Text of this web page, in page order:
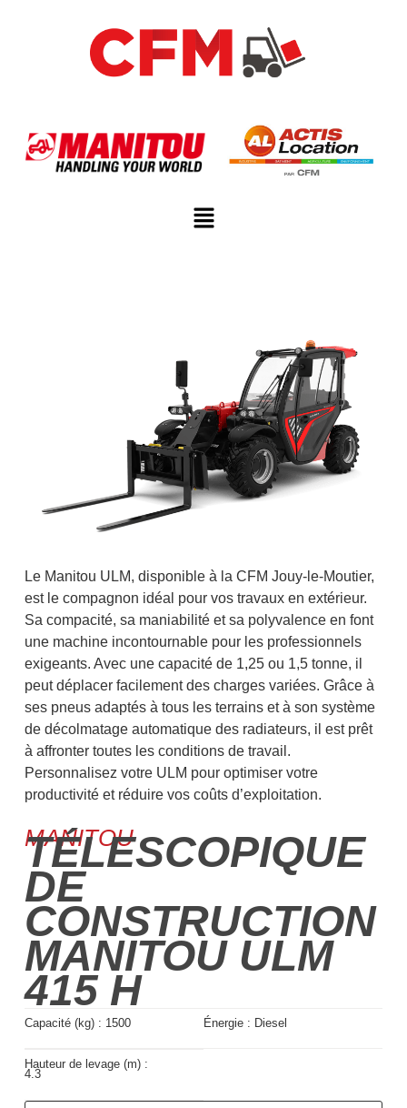
Le Manitou ULM, disponible à la CFM Jouy-le-Moutier,
est le compagnon idéal pour vos travaux en extérieur.
Sa compacité, sa maniabilité et sa polyvalence en font
une machine incontournable pour les professionnels
exigeants. Avec une capacité de 1,25 ou 1,5 tonne, il
peut déplacer facilement des charges variées. Grâce à
ses pneus adaptés à tous les terrains et à son système
de décolmatage automatique des radiateurs, il est prêt
à affronter toutes les conditions de travail.
Personnalisez votre ULM pour optimiser votre
productivité et réduire vos coûts d’exploitation.
MANITOU
TÉLESCOPIQUE
DE
CONSTRUCTION
MANITOU ULM
415 H
Capacité (kg) : 1500
Hauteur de levage (m) :
4.3
Énergie : Diesel